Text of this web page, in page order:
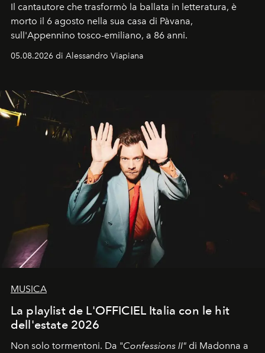
Il cantautore che trasformò la ballata in letteratura, è
morto il 6 agosto nella sua casa di Pàvana,
sull'Appennino tosco-emiliano, a 86 anni.
05.08.2026 di Alessandro Viapiana
MUSICA
La playlist de L'OFFICIEL Italia con le hit
dell'estate 2026
Non solo tormentoni. Da "Confessions II" di Madonna a